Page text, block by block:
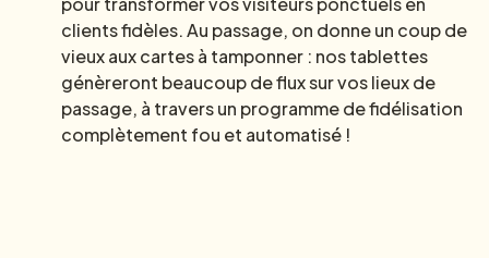
clients fidèles. Au passage, on donne un coup de
vieux aux cartes à tamponner : nos tablettes
génèreront beaucoup de flux sur vos lieux de
passage, à travers un programme de fidélisation
complètement fou et automatisé !